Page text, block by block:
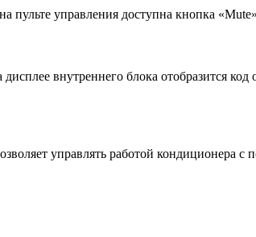
пульте управления доступна кнопка
дисплее внутреннего блока
управлять работой кондиционера с